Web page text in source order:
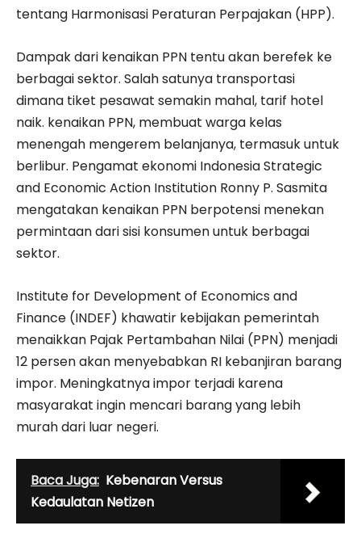
tentang Harmonisasi Peraturan Perpajakan (HPP).
Dampak dari kenaikan PPN tentu akan berefek ke
berbagai sektor. Salah satunya transportasi
dimana tiket pesawat semakin mahal, tarif hotel
naik. kenaikan PPN, membuat warga kelas
menengah mengerem belanjanya, termasuk untuk
berlibur. Pengamat ekonomi Indonesia Strategic
and Economic Action Institution Ronny P. Sasmita
mengatakan kenaikan PPN berpotensi menekan
permintaan dari sisi konsumen untuk berbagai
sektor.
Institute for Development of Economics and
Finance (INDEF) khawatir kebijakan pemerintah
menaikkan Pajak Pertambahan Nilai (PPN) menjadi
12 persen akan menyebabkan RI kebanjiran barang
impor. Meningkatnya impor terjadi karena
masyarakat ingin mencari barang yang lebih
murah dari luar negeri.
Baca Juga: Kebenaran Versus
Kedaulatan Netizen